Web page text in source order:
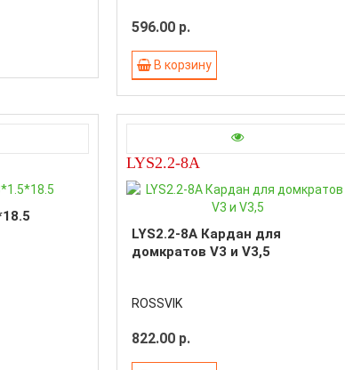
596.00 р.
В корзину
LYS2.2-8A
LYS2.2-8A Кардан для
домкратов V3 и V3,5
ROSSVIK
822.00 р.